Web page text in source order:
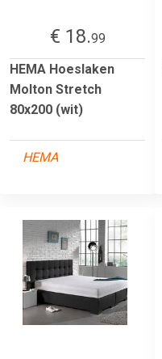
€ 18.99
HEMA Hoeslaken
Molton Stretch
80x200 (wit)
HEMA